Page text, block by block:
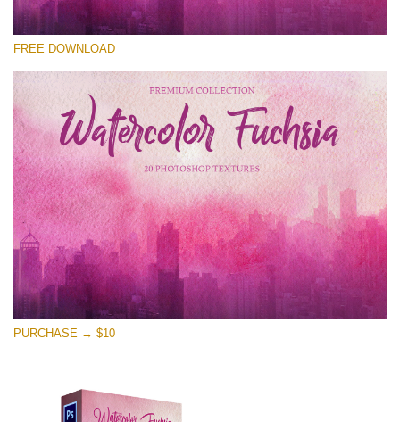
कृपया चुने
Small 800*533px
Watercolor Fuchsia
(20 Overlays)
Large 6000*4000px
Entire Collection
(1783 Overlays)
Large 6000*4000px
मुफ्त डाउनलोड
FREE DOWNLOAD
PURCHASE → $10